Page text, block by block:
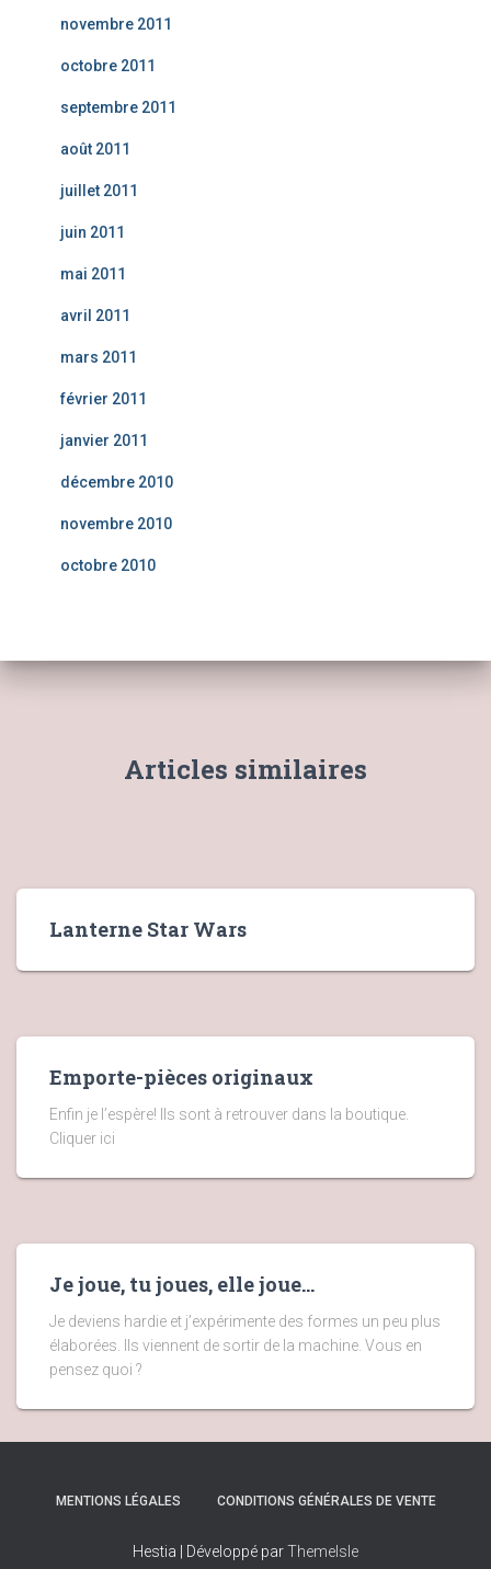
novembre 2011
octobre 2011
septembre 2011
août 2011
juillet 2011
juin 2011
mai 2011
avril 2011
mars 2011
février 2011
janvier 2011
décembre 2010
novembre 2010
octobre 2010
Articles similaires
Lanterne Star Wars
Emporte-pièces originaux
Enfin je l’espère! Ils sont à retrouver dans la boutique.
Cliquer ici
Je joue, tu joues, elle joue…
Je deviens hardie et j’expérimente des formes un peu plus
élaborées. Ils viennent de sortir de la machine. Vous en
pensez quoi ?
MENTIONS LÉGALES CONDITIONS GÉNÉRALES DE VENTE
Hestia | Développé parThemeIsle